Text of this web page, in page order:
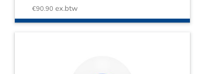
€90.90 ex.btw